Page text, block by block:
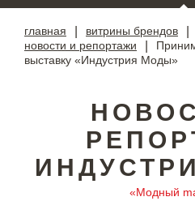
главная витрины брендов
новости и репортажи
выставку «Индустрия Моды»
«Модный